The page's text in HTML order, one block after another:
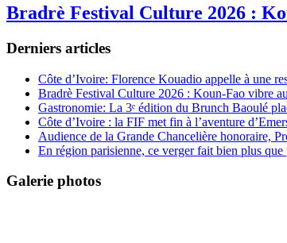
Bradrè Festival Culture 2026 :
Derniers articles
Côte d’Ivoire: Florence Kouadio appelle à une
Bradrè Festival Culture 2026 : Koun-Fao vibre
Gastronomie: La 3ᵉ édition du Brunch Baoulé
Côte d’Ivoire : la FIF met fin à l’aventure
Audience de la Grande Chancelière honoraire,
En région parisienne, ce verger fait bien plus
Galerie photos